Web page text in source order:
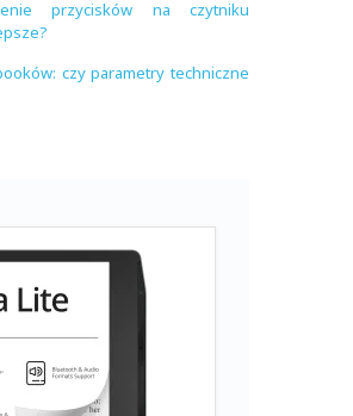
przycisków na czytniku
czy parametry techniczne